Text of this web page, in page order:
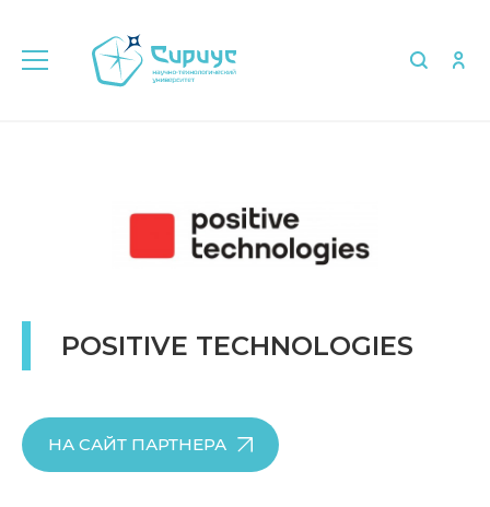
POSITIVE TECHNOLOGIES
НА САЙТ ПАРТНЕРА